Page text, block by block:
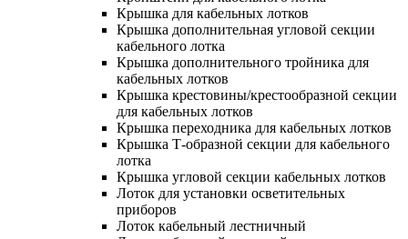
Крышка для кабельных лотков
Крышка дополнительная угловой секции
кабельного лотка
Крышка дополнительного тройника для
кабельных лотков
Крышка крестовины/крестообразной секции
для кабельных лотков
Крышка переходника для кабельных лотков
Крышка Т-образной секции для кабельного
лотка
Крышка угловой секции кабельных лотков
Лоток для установки осветительных
приборов
Лоток кабельный лестничный